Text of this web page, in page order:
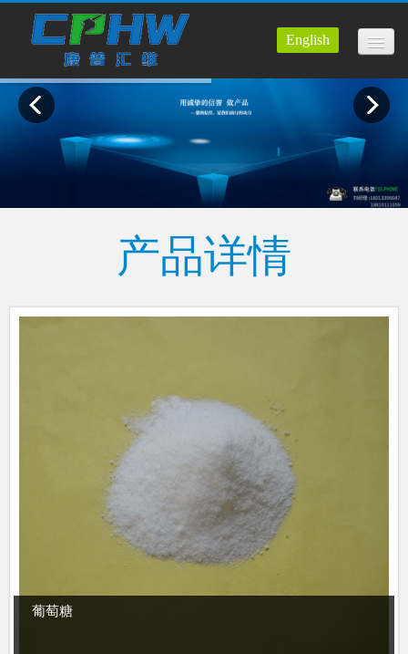
English
康普首页
走进我们
产品展示
建议反馈
产品详情
葡萄糖